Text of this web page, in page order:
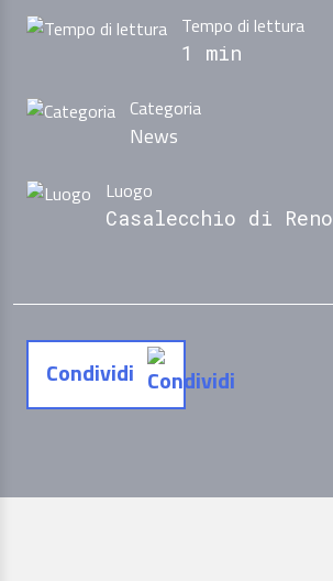
Tempo di lettura
1 min
Categoria
News
Luogo
Casalecchio di Reno
Condividi